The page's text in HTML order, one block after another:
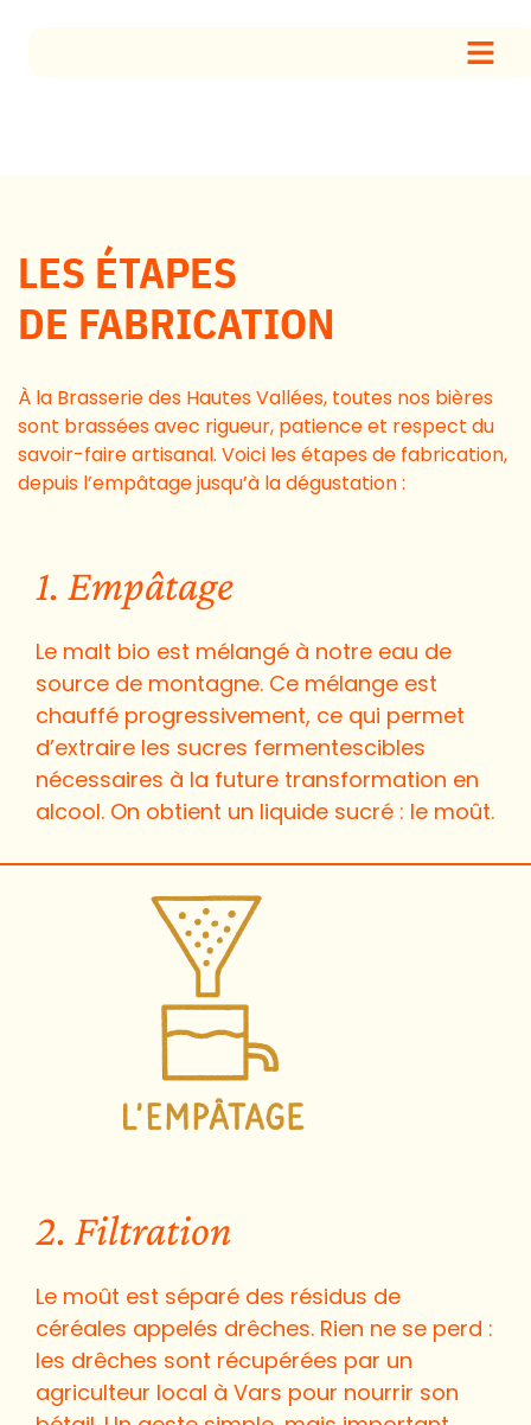
LES ÉTAPES
DE FABRICATION
À la Brasserie des Hautes Vallées, toutes nos bières
sont brassées avec rigueur, patience et respect du
savoir-faire artisanal. Voici les étapes de fabrication,
depuis l’empâtage jusqu’à la dégustation :
1. Empâtage
Le malt bio est mélangé à notre eau de
source de montagne. Ce mélange est
chauffé progressivement, ce qui permet
d’extraire les sucres fermentescibles
nécessaires à la future transformation en
alcool. On obtient un liquide sucré : le moût.
2. Filtration
Le moût est séparé des résidus de
céréales appelés drêches. Rien ne se perd :
les drêches sont récupérées par un
agriculteur local à Vars pour nourrir son